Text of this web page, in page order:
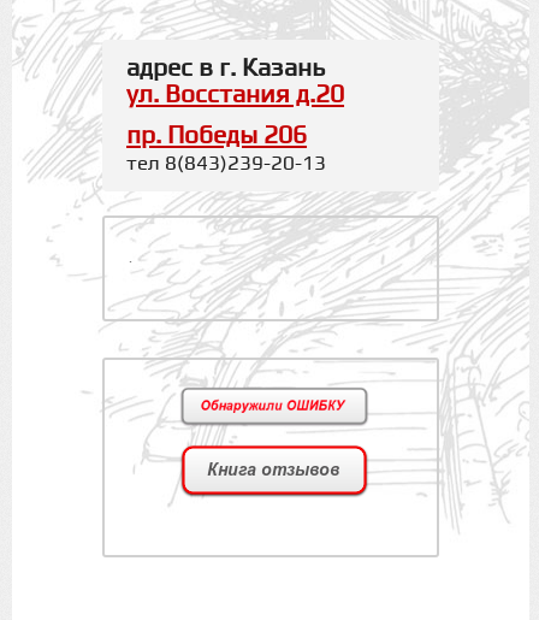
адрес в г. Казань
ул. Восстания д.20
пр. Победы 206
тел 8(843)239-20-13
.